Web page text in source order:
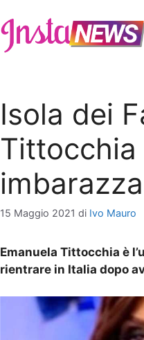
Isola dei
Tittocchia
15 Maggio 2021 di Ivo Mauro
Emanuela Tittocchia è
rientrare in Italia dopo